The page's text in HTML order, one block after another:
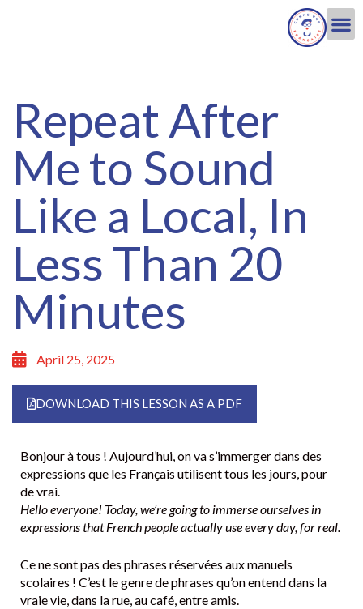
Repeat After
Me to Sound
Like a Local, In
Less Than 20
Minutes
April 25, 2025
DOWNLOAD THIS LESSON AS A PDF
Bonjour à tous ! Aujourd’hui, on va s’immerger dans des
expressions que les Français utilisent tous les jours, pour
de vrai.
Hello everyone! Today, we’re going to immerse ourselves in
expressions that French people actually use every day, for real.
Ce ne sont pas des phrases réservées aux manuels
scolaires ! C’est le genre de phrases qu’on entend dans la
vraie vie, dans la rue, au café, entre amis.